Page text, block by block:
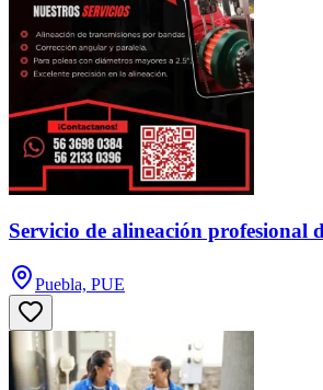
Servicio de alineación profesional
Puebla, PUE